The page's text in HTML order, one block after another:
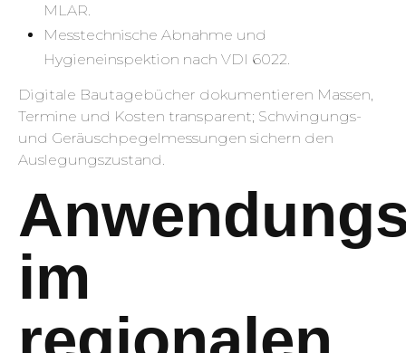
MLAR.
Messtechnische Abnahme und
Hygieneinspektion nach VDI 6022.
Digitale Bautagebücher dokumentieren Massen,
Termine und Kosten transparent; Schwingungs-
und Geräuschpegelmessungen sichern den
Auslegungszustand.
im